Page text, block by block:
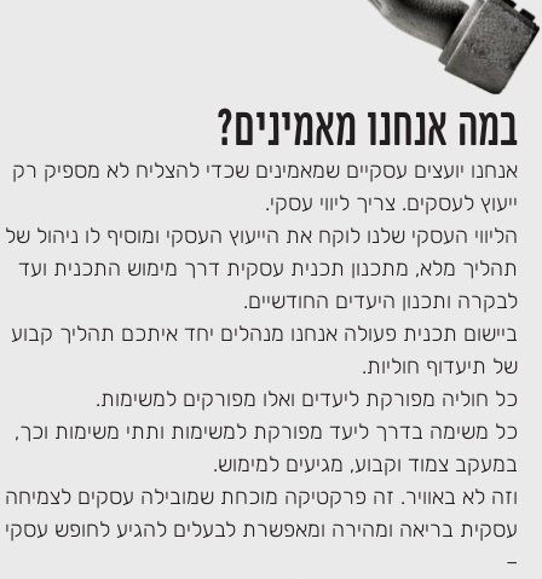
במה אנחנו מאמינים?
אנחנו יועצים עסקיים שמאמינים שכדי להצליח לא מספיק רק
ייעוץ לעסקים. צריך ליווי עסקי.
הליווי העסקי שלנו לוקח את הייעוץ העסקי ומוסיף לו ניהול של
תהליך מלא, מתכנון תכנית עסקית דרך מימוש התכנית ועד
לבקרה ותכנון היעדים החודשיים.
ביישום תכנית פעולה אנחנו מנהלים יחד איתכם תהליך קבוע
של תיעדוף חוליות.
כל חוליה מפורקת ליעדים ואלו מפורקים למשימות.
כל משימה בדרך ליעד מפורקת למשימות ותתי משימות וכך,
במעקב צמוד וקבוע, מגיעים למימוש.
וזה לא באוויר. זה פרקטיקה מוכחת שמובילה עסקים לצמיחה
עסקית בריאה ומהירה ומאפשרת לבעלים להגיע לחופש עסקי
–